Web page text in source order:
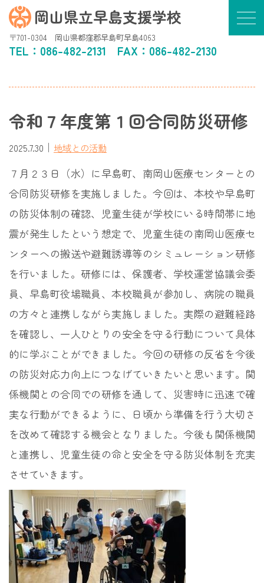
岡山県立早島支援学校
〒701-0304 岡山県都窪郡早島町早島4063
TEL： 086-482-2131 FAX：086-482-2130
令和７年度第１回合同防災研修
2025.7.30 ｜ 地域との活動
７月２３日（水）に早島町、南岡山医療センターとの
合同防災研修を実施しました。今回は、本校や早島町
の防災体制の確認、児童生徒が学校にいる時間帯に地
震が発生したという想定で、児童生徒の南岡山医療セ
ンターへの搬送や避難誘導等のシミュレーション研修
を行いました。研修には、保護者、学校運営協議会委
員、早島町役場職員、本校職員が参加し、病院の職員
の方々と連携しながら実施しました。実際の避難経路
を確認し、一人ひとりの安全を守る行動について具体
的に学ぶことができました。今回の研修の反省を今後
の防災対応力向上につなげていきたいと思います。関
係機関との合同での研修を通して、災害時に迅速で確
実な行動ができるように、日頃から準備を行う大切さ
を改めて確認する機会となりました。今後も関係機関
と連携し、児童生徒の命と安全を守る防災体制を充実
させていきます。